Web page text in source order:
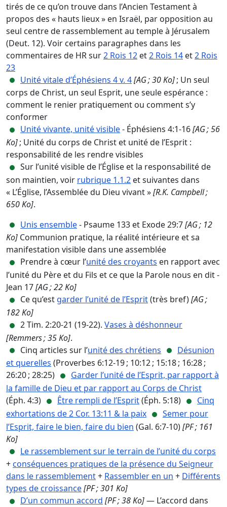
tirés de ce qu’on trouve dans l’Ancien Testament à
propos des « hauts lieux » en Israël, par opposition au
seul centre de rassemblement au temple à Jérusalem
(Deut. 12). Voir certains paragraphes dans les
commentaires de HR sur2 Rois 12 et2 Rois 14 et2 Rois
23
Unité vitale d’Éphésiens 4 v. 4[AG ; 30 Ko]; Un seul
corps de Christ, un seul Esprit, une seule espérance :
comment le renier pratiquement ou comment s’y
conformer
Unité vivante, unité visible- Éphésiens 4:1-16[AG ; 56
Ko]; Unité du corps de Christ et unité de l’Esprit :
responsabilité de les rendre visibles
Sur l’unité visible de l’Église et la responsabilité de
son maintien, voir rubrique 1.1.2 et suivantes dans
« L’Église, l’Assemblée du Dieu vivant »[R.K. Campbell ;
650 Ko].
Unis ensemble- Psaume 133 et Exode 29:7[AG ; 12
Ko] Communion pratique, la réalité intérieure et sa
manifestation visible dans une assemblée
Prendre à cœur l’unité des croyants en rapport avec
l’unité du Père et du Fils et ce que la Parole nous en dit -
Jean 17[AG ; 22 Ko]
Ce qu’est garder l’unité de l’Esprit(très bref)[AG ;
182 Ko]
2 Tim. 2:20-21 (19-22). Vases à déshonneur
[Remmers ; 35 Ko].
Cinq articles sur l’unité des chrétiens
Désunion
et querelles (Proverbes 6:12-19 ; 10:12 ; 15:18 ; 16:28 ;
26:20 ; 28:25)
Garder l’unité de l’Esprit, par rapport à
la famille de Dieu et par rapport au Corps de Christ
(Éph. 4:3)
Être rempli de l’Esprit(Éph. 5:18)
Cinq
exhortations de 2 Cor. 13:11 & la paix
Semer pour
l’Esprit, faire le bien, faire du bien (Gal. 6:7-10)[PF ; 161
Ko]
Le rassemblement sur le terrain de l’unité du corps
+conséquences pratiques de la présence du Seigneur
dans le rassemblement+ Rassembler en un + Différents
types de croissance[PF ; 301 Ko]
D’un commun accord [PF ; 38 Ko]— L’accord dans